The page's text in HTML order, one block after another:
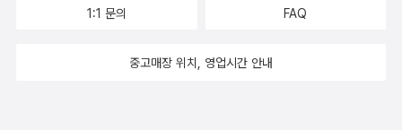
1:1 문의 FAQ
중고매장 위치, 영업시간 안내